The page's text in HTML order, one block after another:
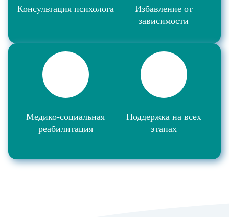
Консультация психолога
Избавление от
зависимости
Медико-социальная
реабилитация
Поддержка на всех
этапах